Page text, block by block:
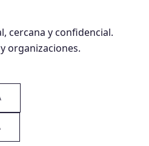
cercana y confidencial.
organizaciones.